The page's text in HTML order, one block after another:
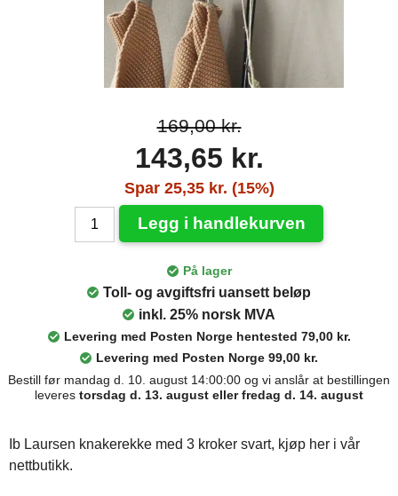
169,00 kr.
143,65 kr.
Spar 25,35 kr. (15%)
Legg i handlekurven
På lager
Toll- og avgiftsfri uansett beløp
inkl. 25% norsk MVA
Levering med Posten Norge hentested 79,00 kr.
Levering med Posten Norge 99,00 kr.
Bestill før mandag d. 10. august 14:00:00 og vi anslår at bestillingen
leveres torsdag d. 13. august eller fredag d. 14. august
Ib Laursen knakerekke med 3 kroker svart, kjøp her i vår
nettbutikk.